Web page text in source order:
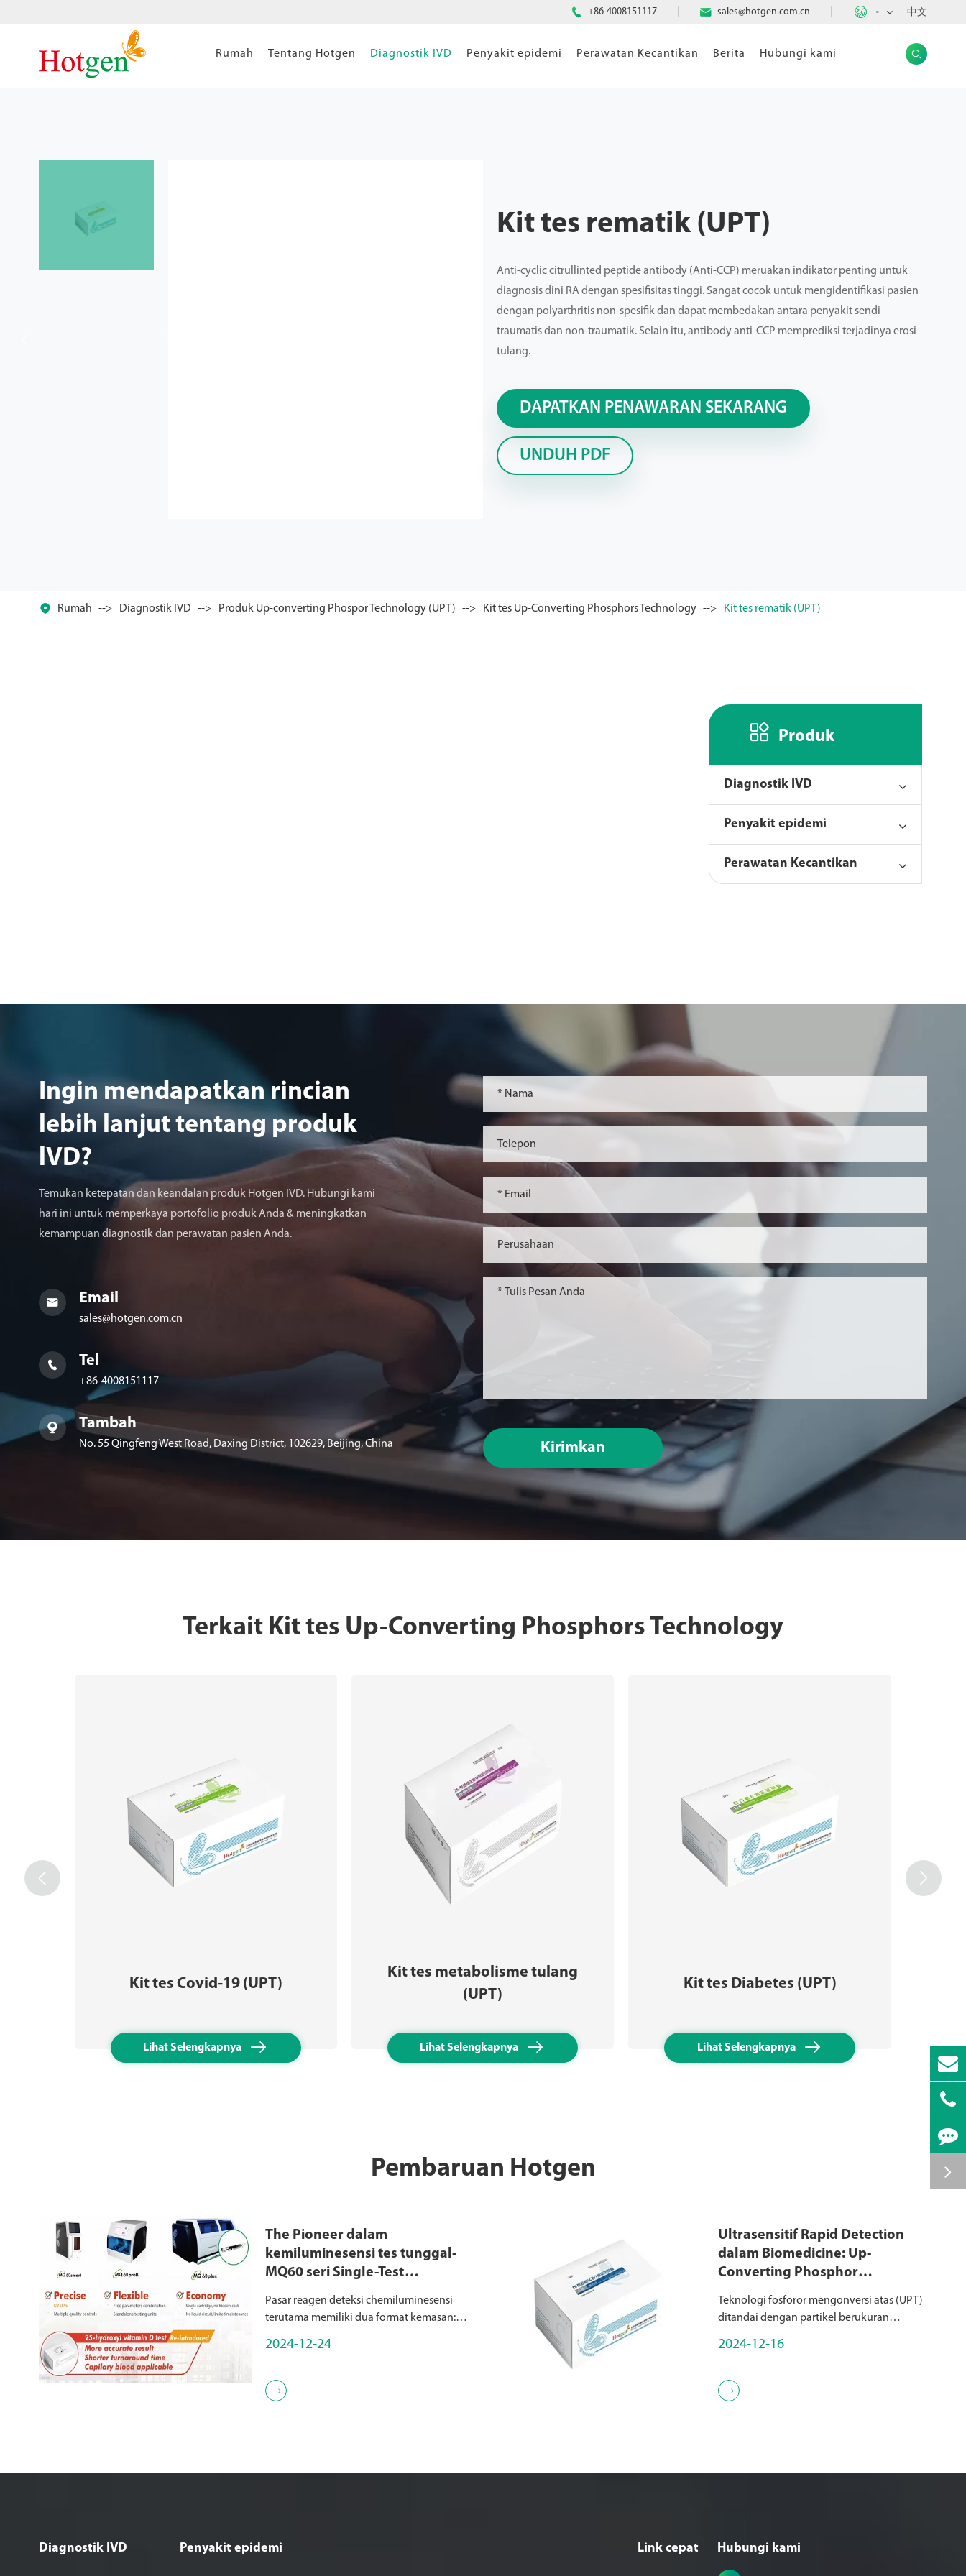
 +86-4008151117  sales@hotgen.com.cn  ID 中文
Rumah Tentang Hotgen Diagnostik IVD Penyakit epidemi Perawatan Kecantikan Berita Hubungi kami 
Kit tes rematik (UPT)
Anti-cyclic citrullinted peptide antibody (Anti-CCP) meruakan indikator penting untuk
diagnosis dini RA dengan spesifisitas tinggi. Sangat cocok untuk mengidentifikasi pasien
dengan polyarthritis non-spesifik dan dapat membedakan antara penyakit sendi
traumatis dan non-traumatik. Selain itu, antibody anti-CCP memprediksi terjadinya erosi
tulang.
DAPATKAN PENAWARAN SEKARANG
UNDUH PDF
 Rumah Diagnostik IVD Produk Up-converting Phospor Technology (UPT) Kit tes Up-Converting Phosphors Technology Kit tes rematik (UPT)
 Produk
Diagnostik IVD
Penyakit epidemi
Perawatan Kecantikan
Ingin mendapatkan rincian
lebih lanjut tentang produk
lVD?
Temukan ketepatan dan keandalan produk Hotgen IVD. Hubungi kami
hari ini untuk memperkaya portofolio produk Anda & meningkatkan
kemampuan diagnostik dan perawatan pasien Anda.
 Email
sales@hotgen.com.cn
 Tel
+86-4008151117
 Tambah
No. 55 Qingfeng West Road, Daxing District, 102629, Beijing, China Kirimkan
Terkait Kit tes Up-Converting Phosphors Technology
Kit tes Covid-19 (UPT)
Lihat Selengkapnya 
Kit tes metabolisme tulang
(UPT)
Lihat Selengkapnya 
Kit tes Diabetes (UPT)
Lihat Selengkapnya 
 
Pembaruan Hotgen
The Pioneer dalam
kemiluminesensi tes tunggal-
MQ60 seri Single-Test
Chemiluminescence Detection
Reagents
Pasar reagen deteksi chemiluminesensi
terutama memiliki dua format kemasan:
2024-12-24

Ultrasensitif Rapid Detection
dalam Biomedicine: Up-
Converting Phosphor
Technology (UPT)
Teknologi fosforor mengonversi atas (UPT)
ditandai dengan partikel berukuran
(Y), dan ot...
2024-12-16

Diagnostik IVD Penyakit epidemi Link cepat Hubungi kami